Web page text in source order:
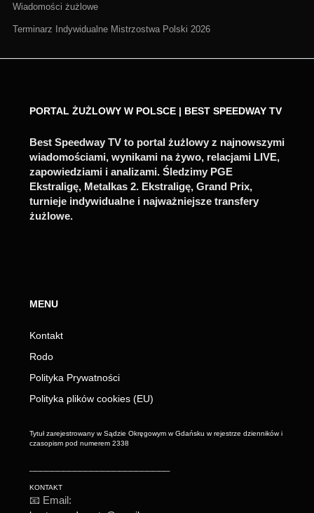
Wiadomości żużlowe
Terminarz Indywidualne Mistrzostwa Polski 2026
PORTAL ŻUŻLOWY W POLSCE | BEST SPEEDWAY TV
Best Speedway TV to portal żużlowy z najnowszymi
wiadomościami, wynikami na żywo, relacjami LIVE,
zapowiedziami i analizami. Śledzimy PGE
Ekstraligę, Metalkas 2. Ekstraligę, Grand Prix,
turnieje indywidualne i najważniejsze transfery
żużlowe.
MENU
Kontakt
Rodo
Polityka Prywatności
Polityka plików cookies (EU)
Tytuł zarejestrowany w Sądzie Okręgowym w Gdańsku w rejestrze dzienników i
czasopism pod numerem 2338
KONTAKT
📧 Email: